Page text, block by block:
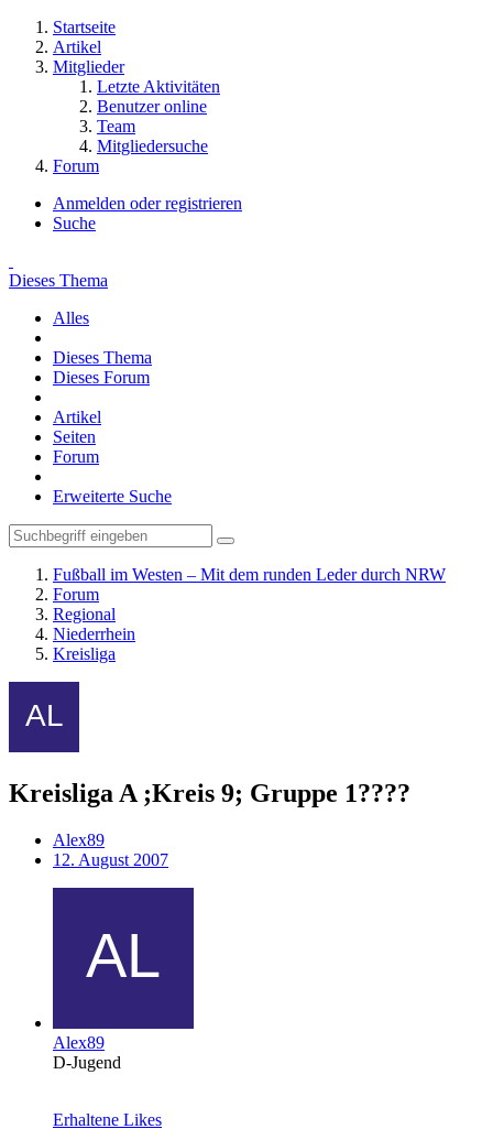
Startseite
Artikel
Mitglieder
Letzte Aktivitäten
Benutzer online
Team
Mitgliedersuche
Forum
Anmelden oder registrieren
Suche
Dieses Thema
Alles
Dieses Thema
Dieses Forum
Artikel
Seiten
Forum
Erweiterte Suche
Fußball im Westen – Mit dem runden Leder durch NRW
Forum
Regional
Niederrhein
Kreisliga
Kreisliga A ;Kreis 9; Gruppe 1????
Alex89
12. August 2007
Alex89
D-Jugend
Erhaltene Likes